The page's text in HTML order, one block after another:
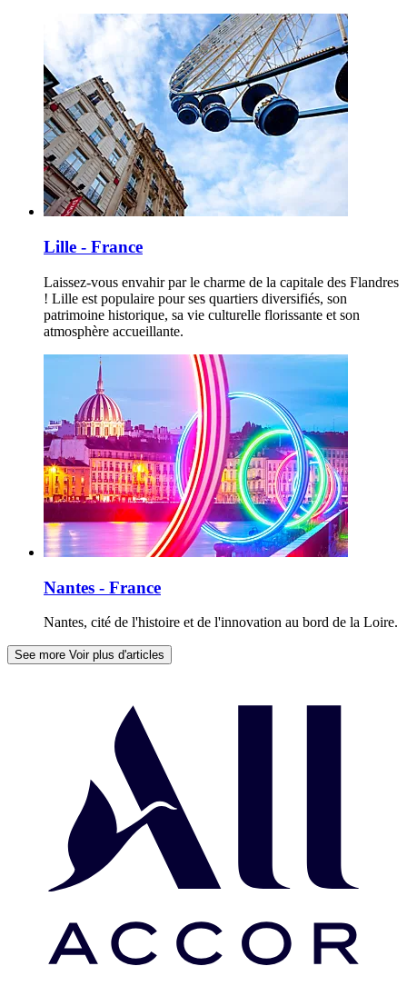
Lille - France
Laissez-vous envahir par le charme de la capitale des Flandres
! Lille est populaire pour ses quartiers diversifiés, son
patrimoine historique, sa vie culturelle florissante et son
atmosphère accueillante.
Nantes - France
Nantes, cité de l'histoire et de l'innovation au bord de la Loire.
See more Voir plus d'articles